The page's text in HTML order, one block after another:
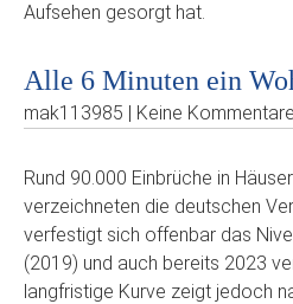
Aufsehen gesorgt hat.
Alle 6 Minuten ein
mak113985 | Keine Kommentare
Rund 90.000 Einbrüche in
verzeichneten die deutschen
verfestigt sich offenbar das
(2019) und auch bereits 2023
langfristige Kurve zeigt jedoch